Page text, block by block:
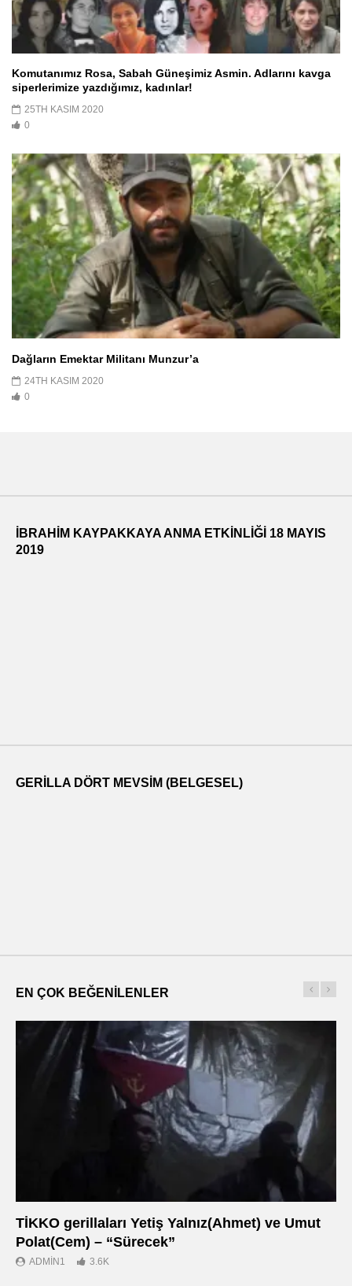
Komutanımız Rosa, Sabah Güneşimiz Asmin. Adlarını kavga
siperlerimize yazdığımız, kadınlar!
25TH KASIM 2020
0
Dağların Emektar Militanı Munzur’a
24TH KASIM 2020
0
İBRAHİM KAYPAKKAYA ANMA ETKİNLİĞİ 18 MAYIS
2019
GERILLA DÖRT MEVSIM (BELGESEL)
EN ÇOK BEĞENILENLER
TİKKO gerillaları Yetiş Yalnız(Ahmet) ve Umut
Polat(Cem) – “Sürecek”
ADMIN1 3.6K